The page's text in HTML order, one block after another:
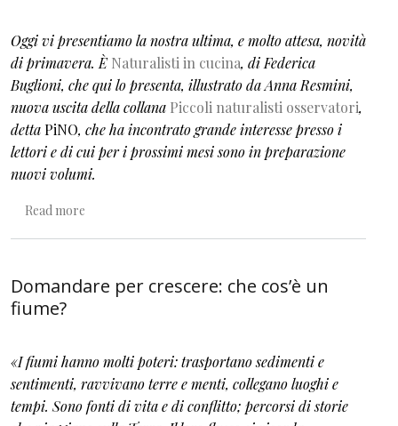
Oggi vi presentiamo la nostra ultima, e molto attesa, novità
di primavera. ÈNaturalisti in cucina, di Federica
Buglioni, che qui lo presenta, illustrato da Anna Resmini,
nuova uscita della collana Piccoli naturalisti osservatori,
detta PiNO, che ha incontrato grande interesse presso i
lettori e di cui per i prossimi mesi sono in preparazione
nuovi volumi.
Read more
Domandare per crescere: che cos’è un
fiume?
«I fiumi hanno molti poteri: trasportano sedimenti e
sentimenti, ravvivano terre e menti, collegano luoghi e
tempi. Sono fonti di vita e di conflitto; percorsi di storie